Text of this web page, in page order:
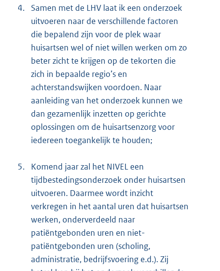
4.
Samen met de LHV laat ik een onderzoek
uitvoeren naar de verschillende factoren
die bepalend zijn voor de plek waar
huisartsen wel of niet willen werken om zo
beter zicht te krijgen op de tekorten die
zich in bepaalde regio’s en
achterstandswijken voordoen. Naar
aanleiding van het onderzoek kunnen we
dan gezamenlijk inzetten op gerichte
oplossingen om de huisartsenzorg voor
iedereen toegankelijk te houden;
5.
Komend jaar zal het NIVEL een
tijdbestedingsonderzoek onder huisartsen
uitvoeren. Daarmee wordt inzicht
verkregen in het aantal uren dat huisartsen
werken, onderverdeeld naar
patiëntgebonden uren en niet-
patiëntgebonden uren (scholing,
administratie, bedrijfsvoering e.d.). Zij